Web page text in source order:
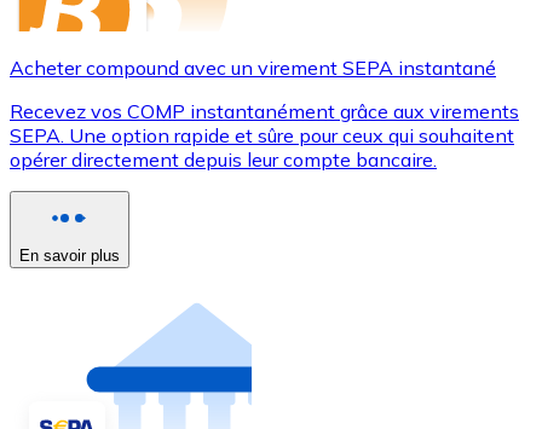
Acheter compound avec un virement SEPA instantané
Recevez vos COMP instantanément grâce aux virements
SEPA. Une option rapide et sûre pour ceux qui souhaitent
opérer directement depuis leur compte bancaire.
En savoir plus